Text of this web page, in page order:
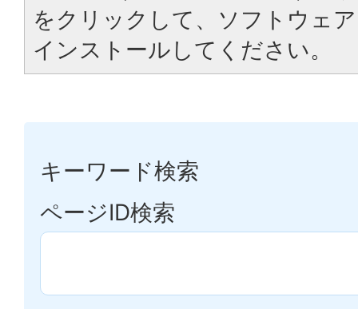
をクリックして、ソフトウェ
インストールしてください。
キーワード検索
ページID検索